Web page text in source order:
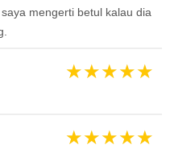
mengerti betul kalau dia
★★★★★
★★★★★